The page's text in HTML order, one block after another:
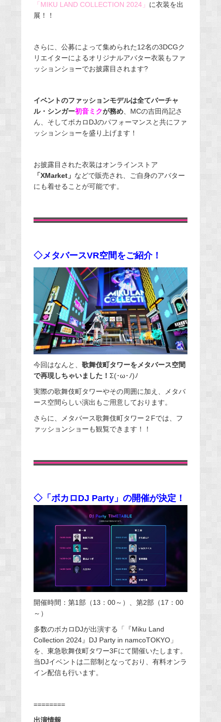
「MIKU LAND COLLECTION 2024」 に衣装を出
展！！
さらに、公募によって集められた12名の3DCGク
リエイターによるオリジナルアバター衣装もファ
ッションショーでお披露目されます?
イベントのファッションモデルは全てバーチャ
ル・シンガー初音ミクが務め、MCの吉田尚記さ
ん、そしてボカロDJのパフォーマンスと共にファ
ッションショーを盛り上げます！
お披露目された衣装はオンラインストア
「XMarket」 などで販売され、ご自身のアバター
にも着せることが可能です。
◇メタバースVR空間をご紹介！
今回はなんと、 歌舞伎町タワーをメタバース空間
で再現しちゃいました！ Σ(･ω･ﾉ)ﾉ
実際の歌舞伎町タワーやその周囲に加え、メタバ
ース空間らしい演出もご用意しております。
さらに、メタバース歌舞伎町タワー２Fでは、フ
ァッションショーも観覧できます！！
◇「ボカロDJ Party」の開催が決定！
開催時間：第1部（13：00～）、第2部（17：00
～）
多数のボカロDJが出演する「『Miku Land
Collection 2024』DJ Party in namcoTOKYO」
を、東急歌舞伎町タワー3Fにて開催いたします。
当DJイベントは二部制となっており、有料オンラ
イン配信も行います。
========
出演情報